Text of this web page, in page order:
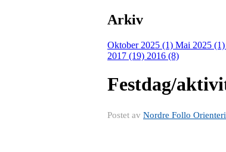
Arkiv
Oktober 2025 (1) Mai 2025 (1)
2017 (19) 2016 (8)
Festdag/
Postet av Nordre Follo